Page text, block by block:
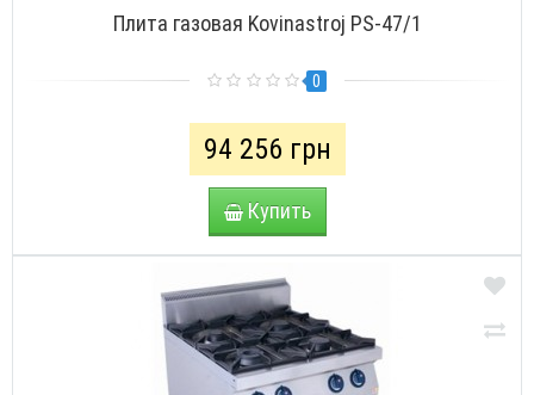
Плита газовая Kovinastroj PS-47/1
0
94 256 грн
Купить